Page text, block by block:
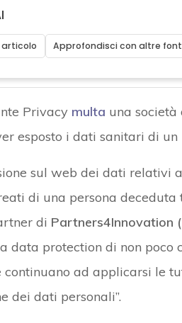
articolo Approfondisci con altre
Privacy multa una società
esposto i dati sanitari di un
sul web dei dati relativi
di una persona
di Partners4Innovation
data protection di non poco
continuano ad applicarsi le
dei dati personali”.